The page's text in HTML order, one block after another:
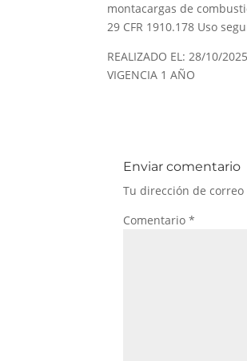
montacargas de
29 CFR 1910.178 Uso
REALIZADO EL: 28/10/2025
VIGENCIA 1 AÑO
Enviar comentario
Tu dirección de
Comentario*